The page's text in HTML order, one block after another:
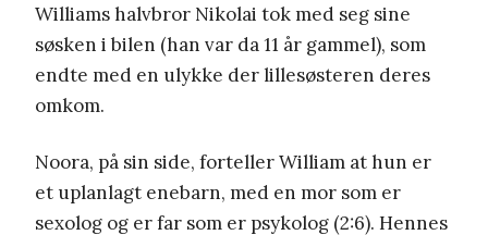
Williams halvbror Nikolai tok med seg sine
søsken i bilen (han var da 11 år gammel), som
endte med en ulykke der lillesøsteren deres
omkom.
Noora, på sin side, forteller William at hun er
et uplanlagt enebarn, med en mor som er
sexolog og er far som er psykolog (2:6). Hennes